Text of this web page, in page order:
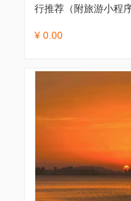
行推荐（附旅游小程
¥ 0.00